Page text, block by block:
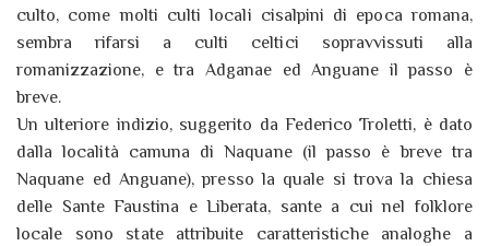
culto, come molti culti locali cisalpini di epoca romana,
sembra rifarsi a culti celtici sopravvissuti alla
romanizzazione, e tra Adganae ed Anguane il passo è
breve.
Un ulteriore indizio, suggerito da Federico Troletti, è dato
dalla località camuna di Naquane (il passo è breve tra
Naquane ed Anguane), presso la quale si trova la chiesa
delle Sante Faustina e Liberata, sante a cui nel folklore
locale sono state attribuite caratteristiche analoghe a